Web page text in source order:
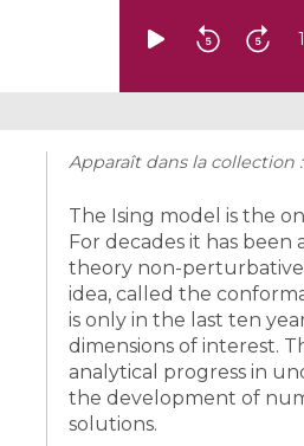
Apparaît dans la collection :
The Ising model is the
For decades it has
theory non-
idea, called the
is only in the last ten
dimensions of interest.
analytical progress in
the development of
solutions.